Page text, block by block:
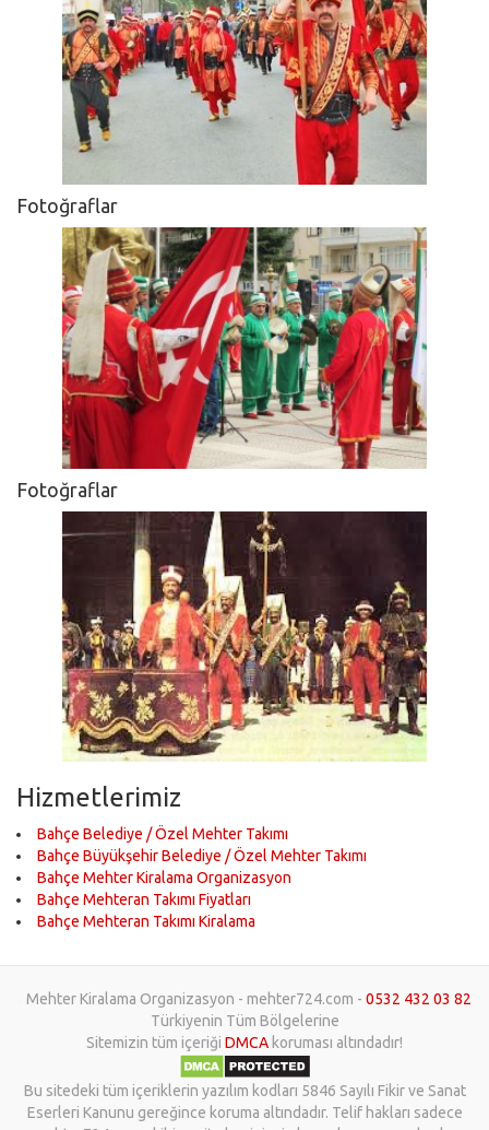
Fotoğraflar
Fotoğraflar
Hizmetlerimiz
Bahçe Belediye / Özel Mehter Takımı
Bahçe Büyükşehir Belediye / Özel Mehter Takımı
Bahçe Mehter Kiralama Organizasyon
Bahçe Mehteran Takımı Fiyatları
Bahçe Mehteran Takımı Kiralama
Mehter Kiralama Organizasyon - mehter724.com - 0532 432 03 82
Türkiyenin Tüm Bölgelerine
Sitemizin tüm içeriği DMCA koruması altındadır!
Bu sitedeki tüm içeriklerin yazılım kodları 5846 Sayılı Fikir ve Sanat
Eserleri Kanunu gereğince koruma altındadır. Telif hakları sadece